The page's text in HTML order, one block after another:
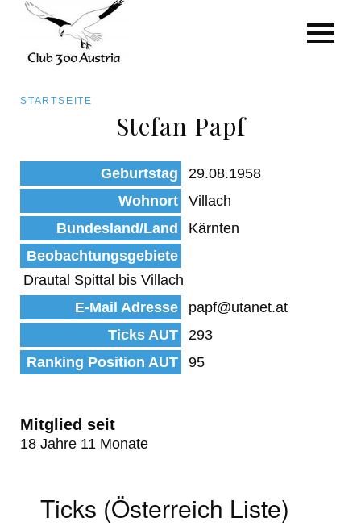
zum
Inhalt
Pfadnavigation
STARTSEITE
Stefan Papf
Geburtstag
29.08.1958
Wohnort
Villach
Bundesland/Land
Kärnten
Beobachtungsgebiete
Drautal Spittal bis Villach
E-Mail Adresse
papf@utanet.at
Ticks AUT
293
Ranking Position AUT
95
Mitglied seit
18 Jahre 11 Monate
Ticks (Österreich Liste)
Art/Species
Status
Kategorie für die Österreich-Liste
Beobachtungen